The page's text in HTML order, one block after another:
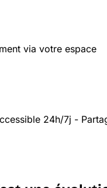
via votre espace
24h/7j -